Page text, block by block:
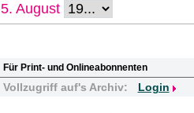
5. August
Für Print- und Onlineabonnenten
Vollzugriff auf's Archiv: Login